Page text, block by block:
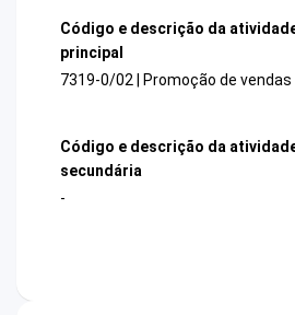
Código e descrição da
principal
7319-0/02 | Promoção de vendas
Código e descrição da
secundária
-